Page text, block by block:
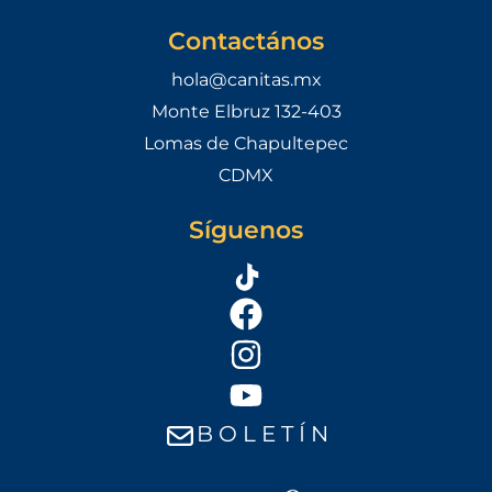
Contactános
hola@canitas.mx
Monte Elbruz 132-403
Lomas de Chapultepec
CDMX
Síguenos
B O L E T Í N